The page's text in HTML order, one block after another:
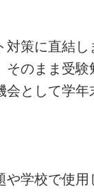
策に直結
のまま受
として学
学校で使